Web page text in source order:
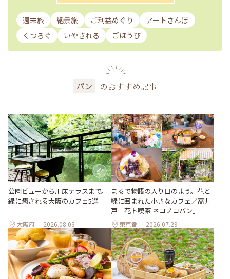
週末旅 絶景旅 ご利益めぐり
アートさんぽ
くつろぐ
いやされる ごほうび
パン のおすすめ記事
公園ビューから川床テラスまで。
緑に癒される大阪のカフェ5選
大阪府 2026.08.03
まるで物語の入り口のよう。花と
緑に囲まれた小さなカフェ／高井
戸「花ト喫茶 ネコノコバン」
東京都 2026.07.29